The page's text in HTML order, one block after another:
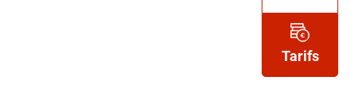
Tarifs